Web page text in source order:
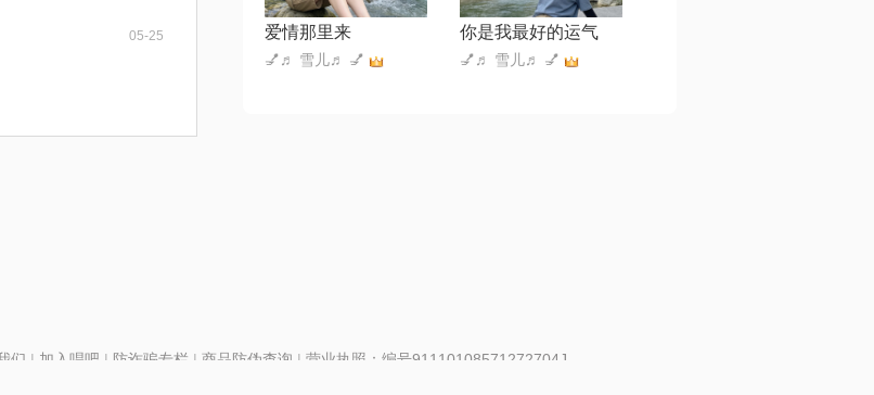
05-25 爱情那里来
💅♬ 雪儿♬ 💅
你是我最好的运气
💅♬ 雪儿♬ 💅
们 | 加入唱吧 | 防诈骗专栏 | 商品防伪查询 | 营业执照：编号91110108571272704J